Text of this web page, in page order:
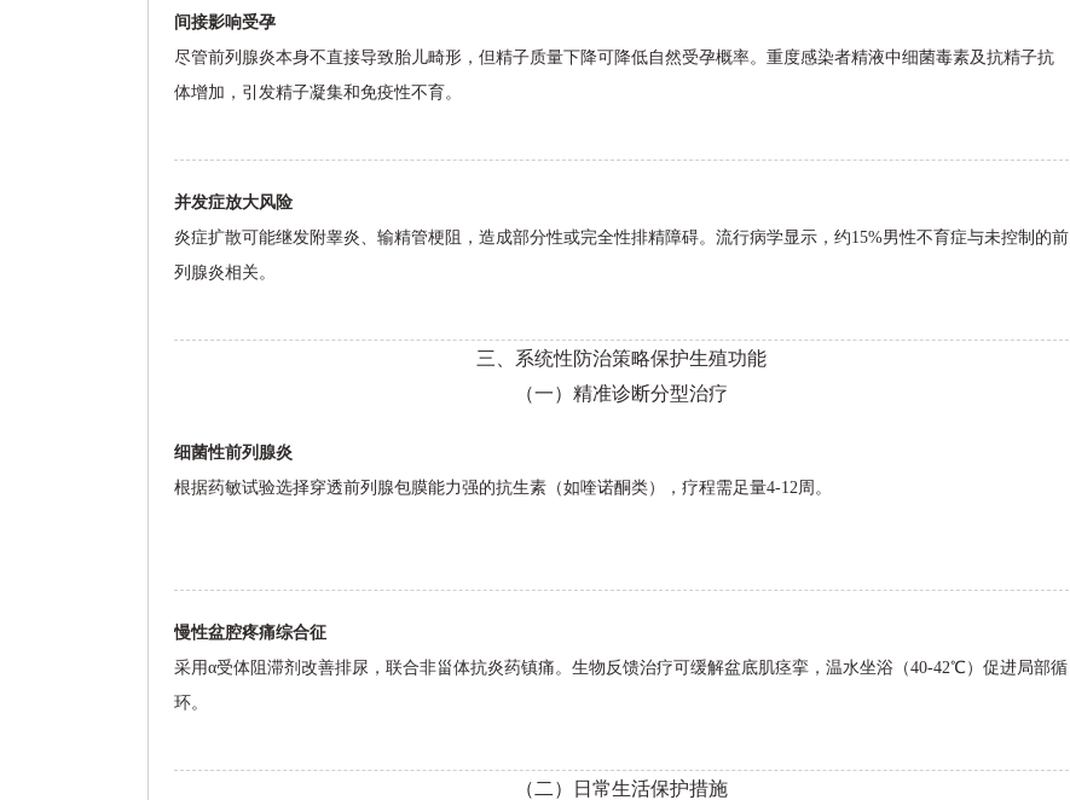
间接影响受孕
尽管前列腺炎本身不直接导致胎儿畸形，但精子质量下降可降低自然受孕概率。重度感染者精液中细菌毒素及抗精子抗
体增加，引发精子凝集和免疫性不育。
并发症放大风险
炎症扩散可能继发附睾炎、输精管梗阻，造成部分性或完全性排精障碍。流行病学显示，约15%男性不育症与未控制的前
列腺炎相关。
三、系统性防治策略保护生殖功能
（一）精准诊断分型治疗
细菌性前列腺炎
根据药敏试验选择穿透前列腺包膜能力强的抗生素（如喹诺酮类），疗程需足量4-12周。
慢性盆腔疼痛综合征
采用α受体阻滞剂改善排尿，联合非甾体抗炎药镇痛。生物反馈治疗可缓解盆底肌痉挛，温水坐浴（40-42℃）促进局部循
环。
（二）日常生活保护措施